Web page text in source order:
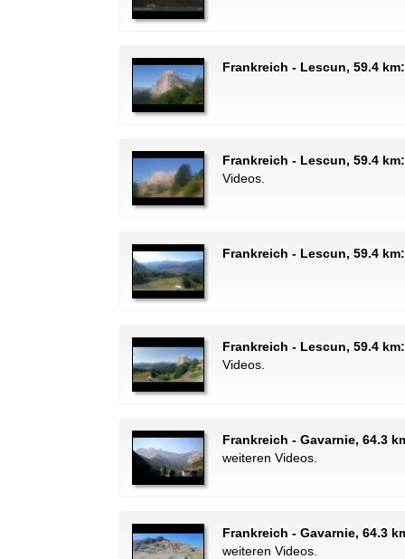
Frankreich - Lescun, 59.4
Frankreich - Lescun, 59.4
Videos.
Frankreich - Lescun, 59.4
Frankreich - Lescun, 59.4
Videos.
Frankreich - Gavarnie, 64.3
weiteren Videos.
Frankreich - Gavarnie, 64.3
weiteren Videos.